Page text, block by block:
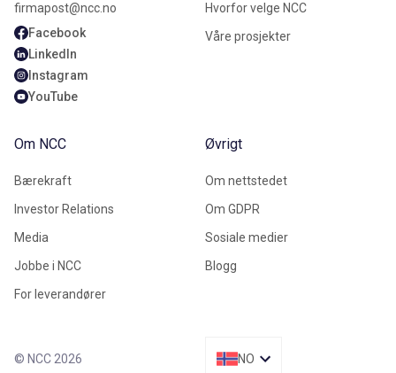
firmapost@ncc.no
Facebook
LinkedIn
Instagram
YouTube
Hvorfor velge NCC
Våre prosjekter
Om NCC
Bærekraft
Investor Relations
Media
Jobbe i NCC
For leverandører
Øvrigt
Om nettstedet
Om GDPR
Sosiale medier
Blogg
© NCC 2026 NO